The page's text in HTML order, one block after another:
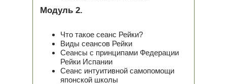
Модуль 2.
Что такое сеанс Рейки?
Виды сеансов Рейки
Сеансы с принципами Федерации
Рейки Испании
Сеанс интуитивной самопомощи
японской школы